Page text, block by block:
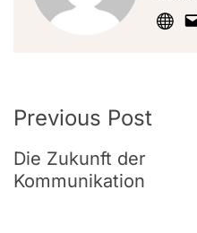
Post
Navigation
Previous Post
Die Zukunft der
Kommunikation